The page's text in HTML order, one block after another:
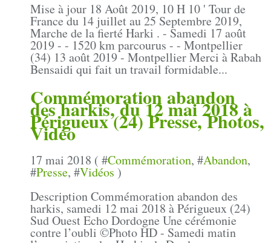
Mise à jour 18 Août 2019, 10 H 10 ' Tour de
France du 14 juillet au 25 Septembre 2019,
Marche de la fierté Harki . - Samedi 17 août
2019 - - 1520 km parcourus - - Montpellier
(34) 13 août 2019 - Montpellier Merci à Rabah
Bensaidi qui fait un travail formidable...
Commémoration abandon
des harkis, du 12 mai 2018 à
Périgueux (24) Presse, Photos,
Vidéo
17 mai 2018 ( #Commémoration, #Abandon,
#Presse, #Vidéos )
Description Commémoration abandon des
harkis, samedi 12 mai 2018 à Périgueux (24)
Sud Ouest Echo Dordogne Une cérémonie
contre l’oubli ©Photo HD - Samedi matin